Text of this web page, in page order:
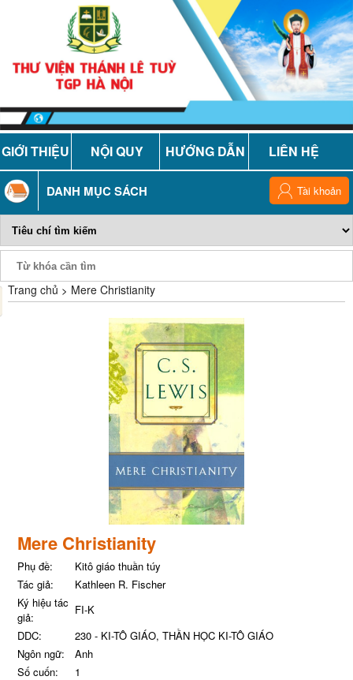
GIỚI THIỆU NỘI QUY HƯỚNG DẪN LIÊN HỆ
DANH MỤC SÁCH Tài khoản
Trang chủ Mere Christianity
Mere Christianity
Phụ đề:
Kitô giáo thuần túy
Tác giả:
Kathleen R. Fischer
Ký hiệu tác
giả:
FI-K
DDC:
230 - KI-TÔ GIÁO, THẦN HỌC KI-TÔ GIÁO
Ngôn ngữ:
Anh
Số cuốn:
1